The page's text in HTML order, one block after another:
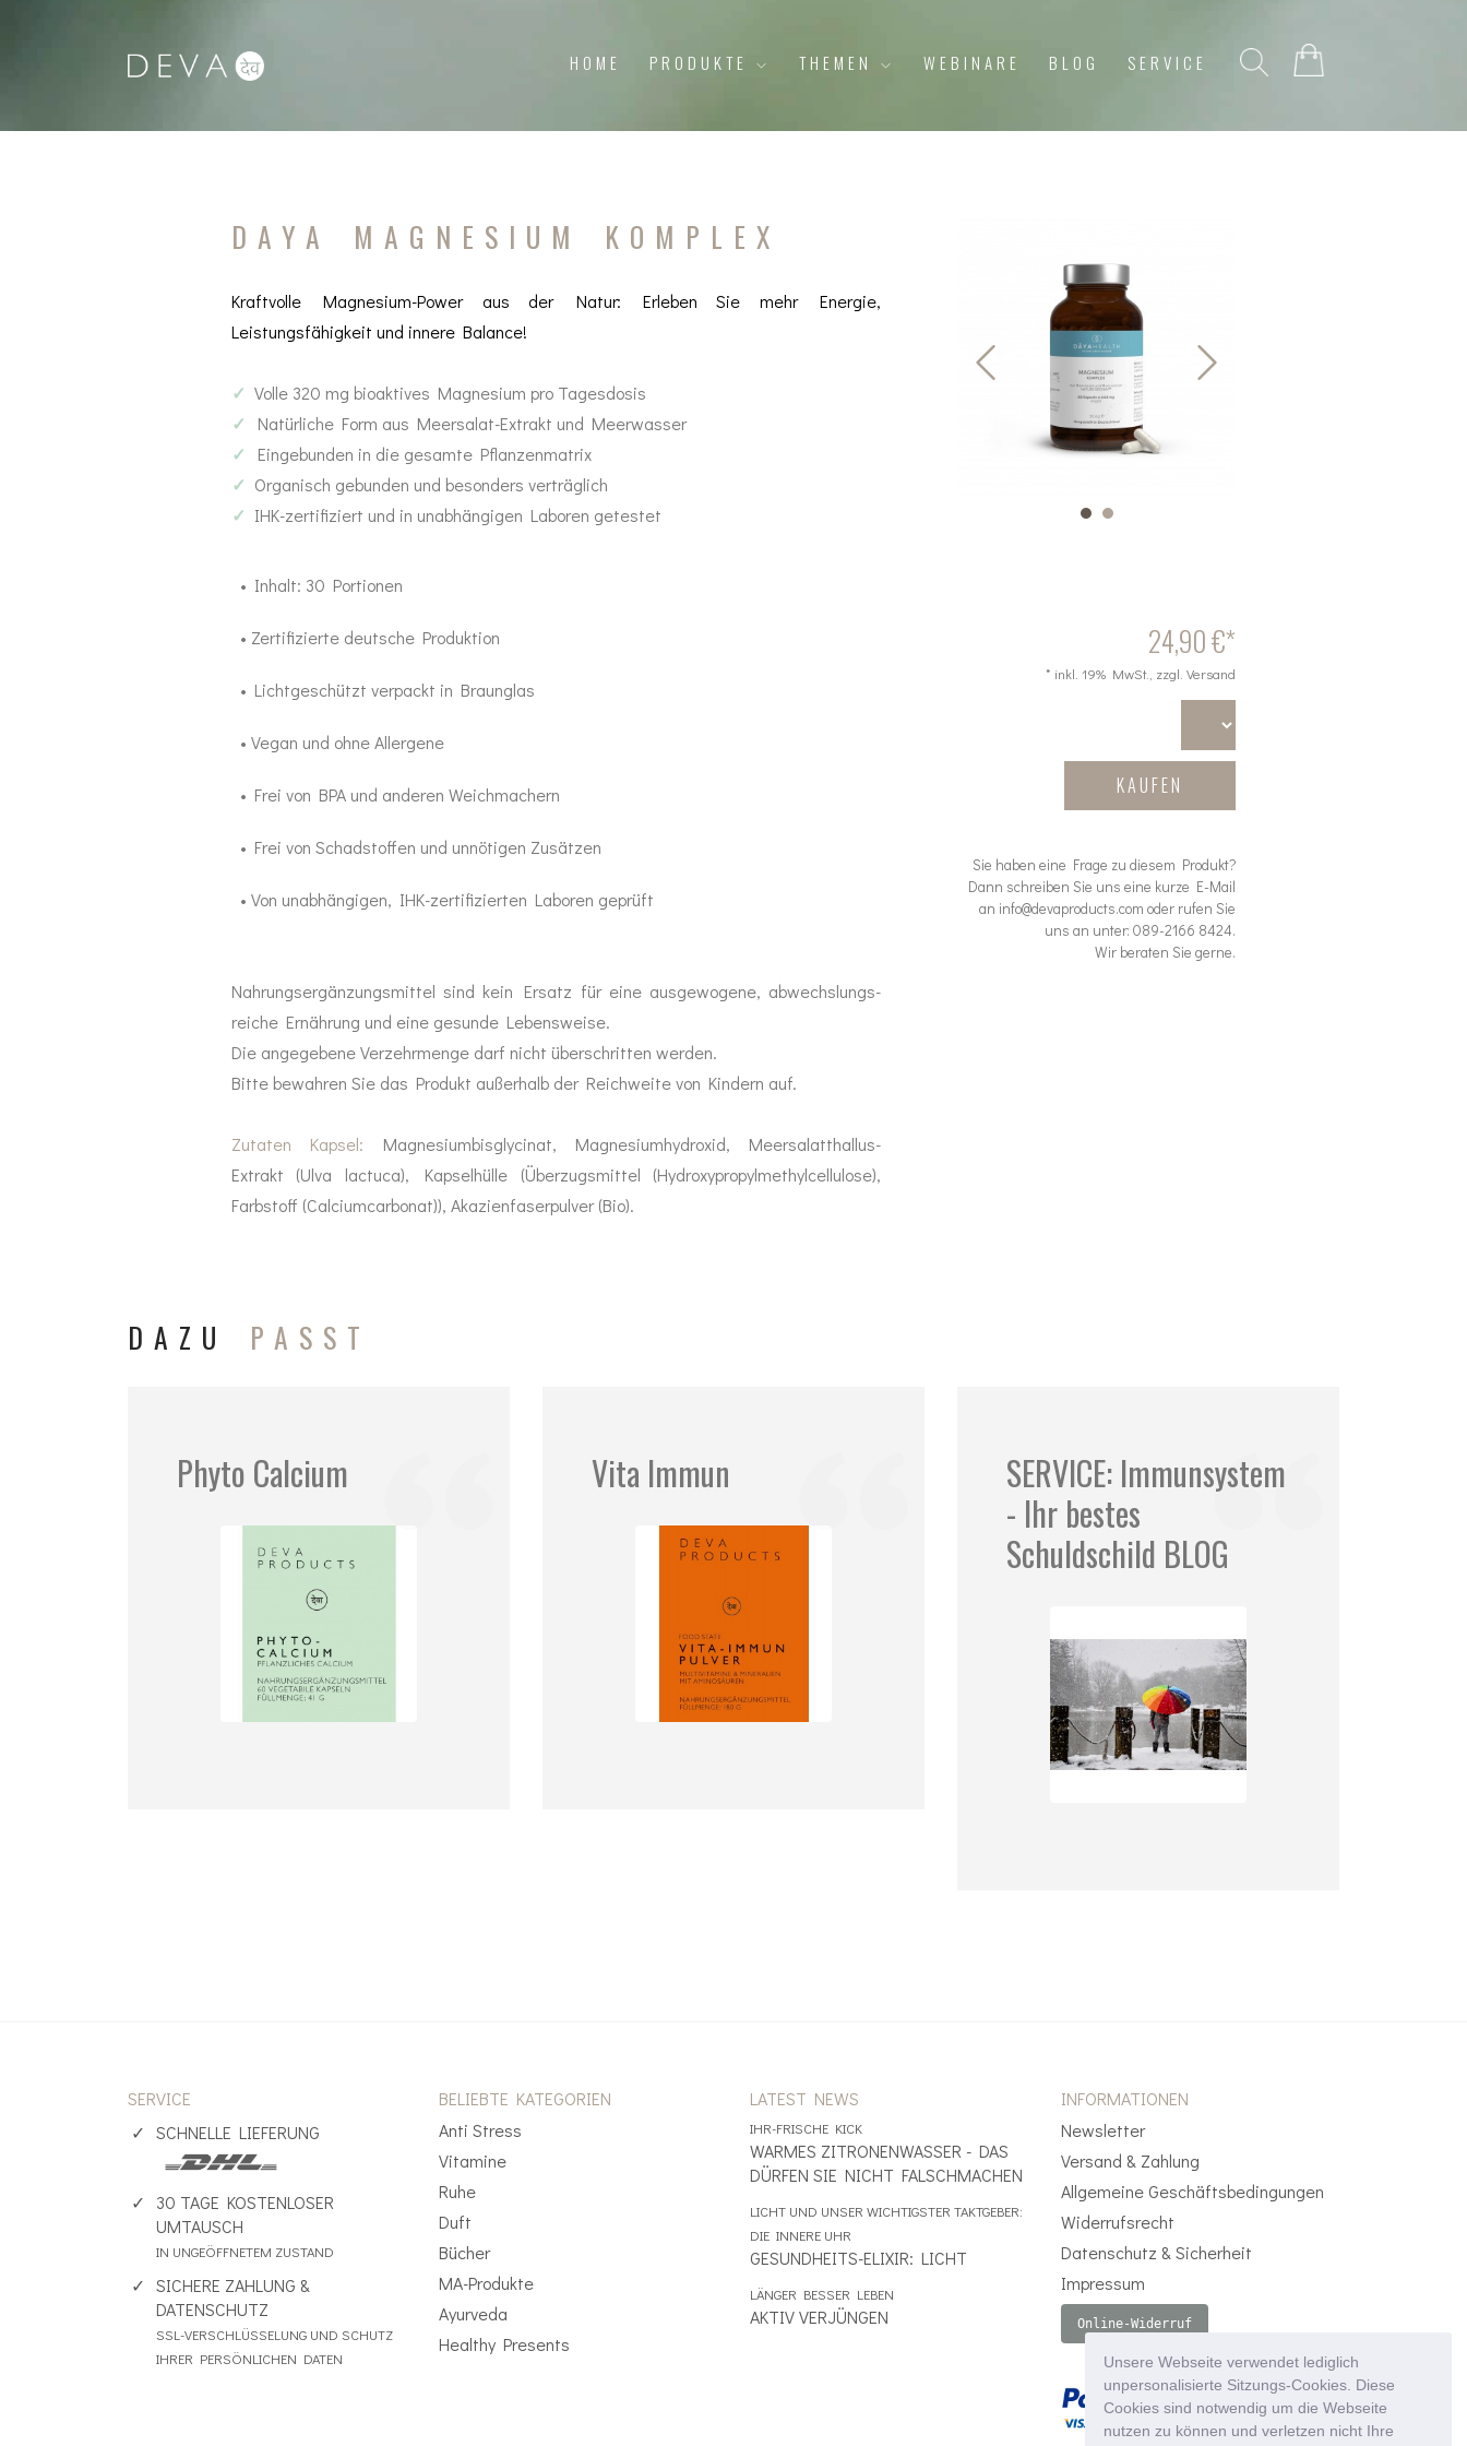
Unsere Webseite verwendet lediglich
unpersonalisierte Sitzungs-Cookies. Diese
Cookies sind notwendig um die Webseite
nutzen zu können und verletzen nicht Ihre
HOME PRODUKTE THEMEN WEBINARE BLOG SERVICE
DAYA MAGNESIUM KOMPLEX
Kraftvolle Magnesium-Power aus der Natur: Erleben Sie mehr Energie,
Leistungsfähigkeit und innere Balance!
✓ Volle 320 mg bioaktives Magnesium pro Tagesdosis
✓
Natürliche Form aus Meersalat-Extrakt und Meerwasser
✓
Eingebunden in die gesamte Pflanzenmatrix
✓ Organisch gebunden und besonders verträglich
✓ IHK-zertifiziert und in unabhängigen Laboren getestet
• Inhalt: 30 Portionen
• Zertifizierte deutsche Produktion
• Lichtgeschützt verpackt in Braunglas
• Vegan und ohne Allergene
• Frei von BPA und anderen Weichmachern
• Frei von Schadstoffen und unnötigen Zusätzen
• Von unabhängigen, IHK-zertifizierten Laboren geprüft
Nahrungsergänzungsmittel sind kein Ersatz für eine ausgewogene, abwechslungs-
reiche Ernährung und eine gesunde Lebensweise.
Die angegebene Verzehrmenge darf nicht überschritten werden.
Bitte bewahren Sie das Produkt außerhalb der Reichweite von Kindern auf.
Zutaten Kapsel: Magnesiumbisglycinat, Magnesiumhydroxid, Meersalatthallus-
Extrakt (Ulva lactuca), Kapselhülle (Überzugsmittel (Hydroxypropylmethylcellulose),
Farbstoff (Calciumcarbonat)), Akazienfaserpulver (Bio).
24,90 €*
* inkl. 19% MwSt., zzgl. Versand
KAUFEN
Sie haben eine Frage zu diesem Produkt?
Dann schreiben Sie uns eine kurze E-Mail
an info@devaproducts.com oder rufen Sie
uns an unter: 089-2166 8424.
Wir beraten Sie gerne.
DAZU PASST
Phyto Calcium Vita Immun
SERVICE: Immunsystem
- Ihr bestes
Schuldschild BLOG
SERVICE
SCHNELLE LIEFERUNG
30 TAGE KOSTENLOSER
UMTAUSCH
IN UNGEÖFFNETEM ZUSTAND
SICHERE ZAHLUNG &
DATENSCHUTZ
SSL-VERSCHLÜSSELUNG UND SCHUTZ
IHRER PERSÖNLICHEN DATEN
BELIEBTE KATEGORIEN
Anti Stress
Vitamine
Ruhe
Duft
Bücher
MA-Produkte
Ayurveda
Healthy Presents
LATEST NEWS
IHR-FRISCHE KICK
WARMES ZITRONENWASSER - DAS
DÜRFEN SIE NICHT FALSCHMACHEN
LICHT UND UNSER WICHTIGSTER TAKTGEBER:
DIE INNERE UHR
GESUNDHEITS-ELIXIR: LICHT
LÄNGER BESSER LEBEN
AKTIV VERJÜNGEN
INFORMATIONEN
Newsletter
Versand & Zahlung
Allgemeine Geschäftsbedingungen
Widerrufsrecht
Datenschutz & Sicherheit
Impressum
Online-Widerruf
DAYAhealth
Luft